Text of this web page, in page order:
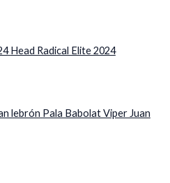
Head Radical Elite 2024
Pala Babolat Viper Juan